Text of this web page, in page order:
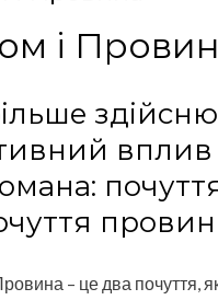
і
вплив
– це два почуття,